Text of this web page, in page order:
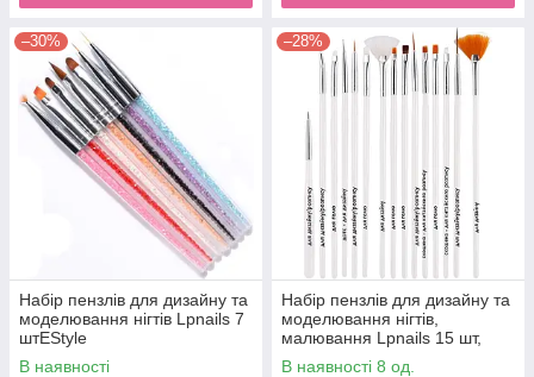
–30%
Набір пензлів для дизайну та
моделювання нігтів Lpnails 7
штEStyle
В наявності
–28%
Набір пензлів для дизайну та
моделювання нігтів,
малювання Lpnails 15 шт,
білий
В наявності 8 од.